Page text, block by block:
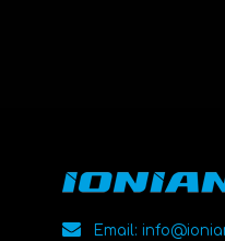
Email: